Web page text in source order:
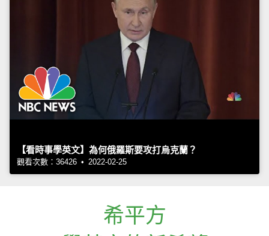
【看時事學英文】為何俄羅斯要攻打烏克蘭？
觀看次數：36426 • 2022-02-25
希平方